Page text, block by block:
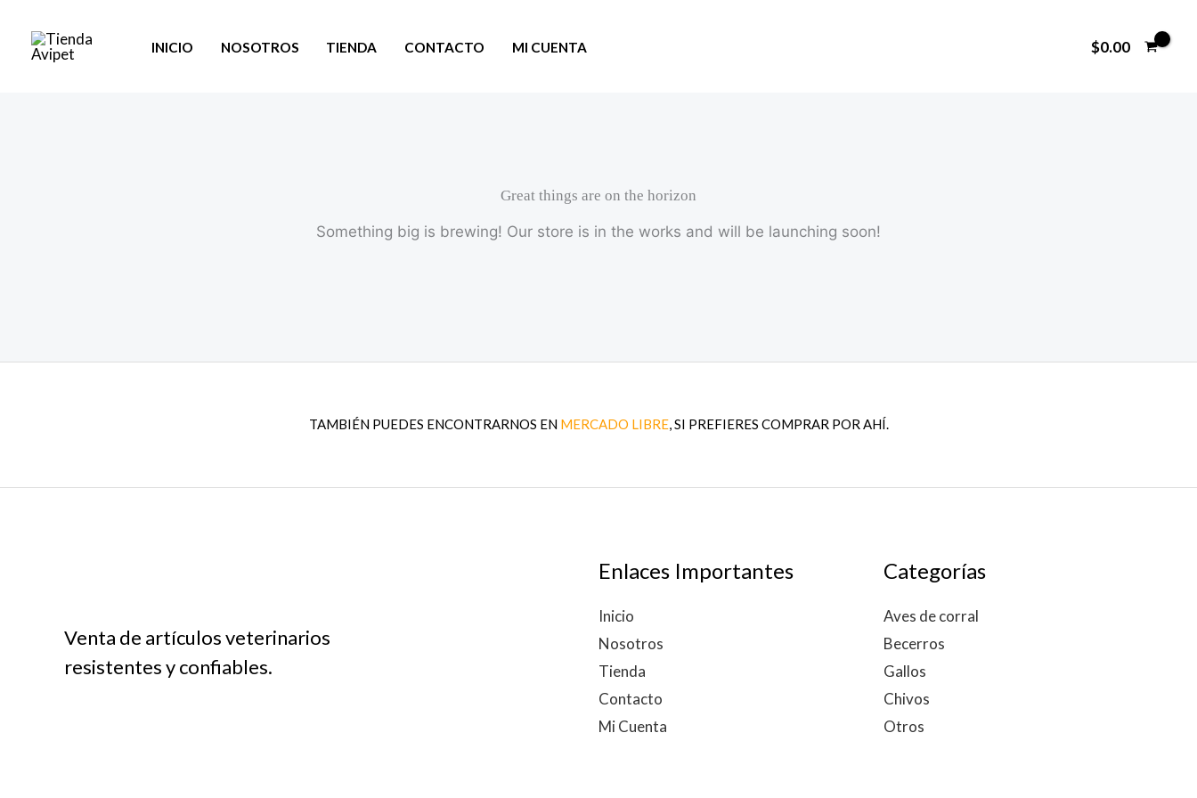
contenido
INICIO NOSOTROS TIENDA CONTACTO MI CUENTA $0.00
Great things are on the horizon
Something big is brewing! Our store is in the works and will be launching soon!
TAMBIÉN PUEDES ENCONTRARNOS EN MERCADO LIBRE, SI PREFIERES COMPRAR POR AHÍ.
Venta de artículos veterinarios
resistentes y confiables.
Enlaces Importantes
Inicio
Nosotros
Tienda
Contacto
Mi Cuenta
Categorías
Aves de corral
Becerros
Gallos
Chivos
Otros